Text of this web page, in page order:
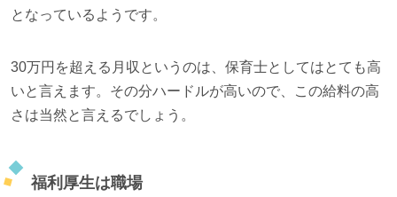
となっているようです。
30万円を超える月収というのは、保育士としてはとても高
いと言えます。その分ハードルが高いので、この給料の高
さは当然と言えるでしょう。
福利厚生は職場